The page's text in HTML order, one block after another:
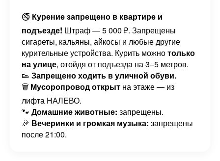
🚭 Курение запрещено в квартире и
подъезде! Штраф — 5 000 ₽. Запрещены
сигареты, кальяны, айкосы и любые другие
курительные устройства. Курить можнотолько
на улице, отойдя от подъезда на 3–5 метров.
👟 Запрещено ходить в уличной обуви.
🗑️ Мусоропровод открыт на этаже — из
лифта НАЛЕВО.
🐾 Домашние животные: запрещены.
🎉 Вечеринки и громкая музыка: запрещены
после 21:00.